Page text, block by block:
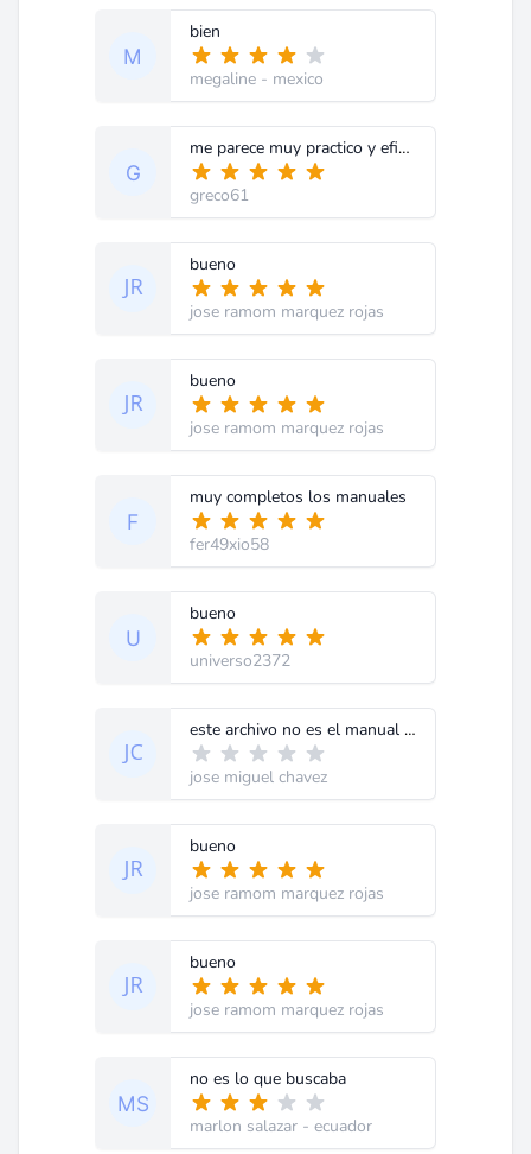
bien
megaline - mexico
me parece muy practico y eficiente el procedimiento gra
greco61
bueno
jose ramom marquez rojas
bueno
jose ramom marquez rojas
muy completos los manuales
fer49xio58
bueno
universo2372
este archivo no es el manual de servicio es el de usuario yo califico como mal este servicio nadamas me hicieron gastar mi crédito obtenido el que yo necesito es el manual de servicio.
jose miguel chavez
bueno
jose ramom marquez rojas
bueno
jose ramom marquez rojas
no es lo que buscaba
marlon salazar - ecuador